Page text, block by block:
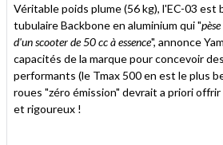
Véritable poids plume (56 kg), l'EC-03 est
tubulaire Backbone en aluminium qui "
d'un scooter de 50 cc à essence", annonce
capacités de la marque pour concevoir
performants (le Tmax 500 en est le plus
roues "zéro émission" devrait a priori
et rigoureux !